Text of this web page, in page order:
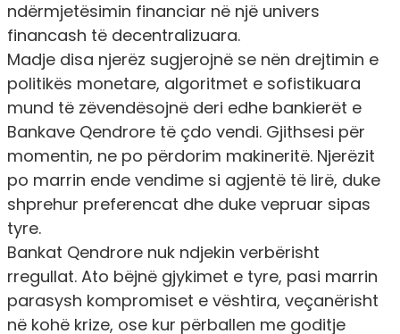
ndërmjetësimin financiar në një univers
financash të decentralizuara.
Madje disa njerëz sugjerojnë se nën drejtimin e
politikës monetare, algoritmet e sofistikuara
mund të zëvendësojnë deri edhe bankierët e
Bankave Qendrore të çdo vendi. Gjithsesi për
momentin, ne po përdorim makineritë. Njerëzit
po marrin ende vendime si agjentë të lirë, duke
shprehur preferencat dhe duke vepruar sipas
tyre.
Bankat Qendrore nuk ndjekin verbërisht
rregullat. Ato bëjnë gjykimet e tyre, pasi marrin
parasysh kompromiset e vështira, veçanërisht
në kohë krize, ose kur përballen me goditje